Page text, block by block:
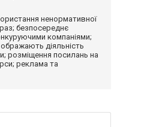
ненормативної
безпосереднє
компаніями;
діяльність
розміщення посилань на
реклама та